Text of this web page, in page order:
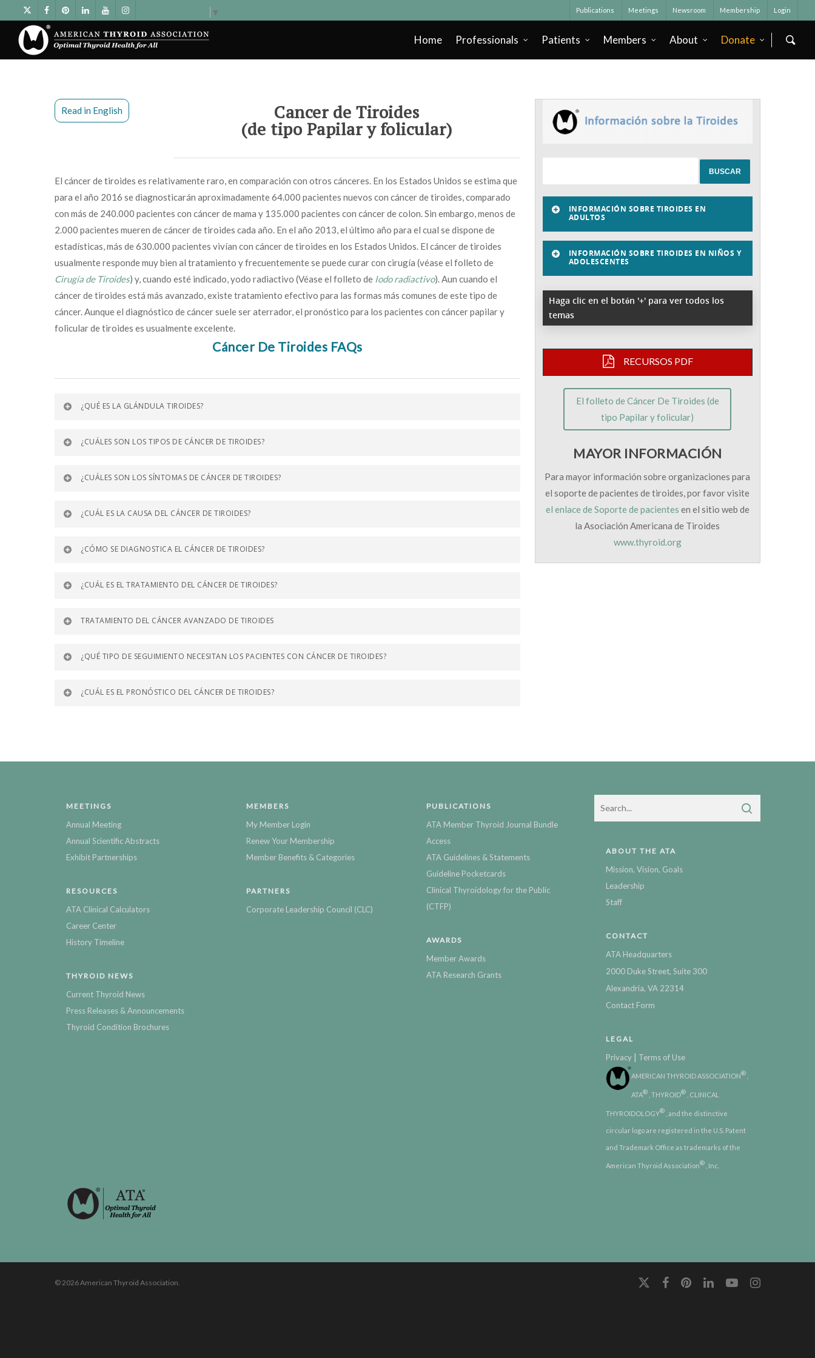
▼ Publications Meetings Newsroom Membership Login
Home Professionals Patients Members About Donate
Read in English Cancer de Tiroides
(de tipo Papilar y folicular)
El cáncer de tiroides es relativamente raro, en comparación con otros cánceres. En los Estados Unidos se estima que
para el año 2016 se diagnosticarán aproximadamente 64.000 pacientes nuevos con cáncer de tiroides, comparado
con más de 240.000 pacientes con cáncer de mama y 135.000 pacientes con cáncer de colon. Sin embargo, menos de
2.000 pacientes mueren de cáncer de tiroides cada año. En el año 2013, el último año para el cual se dispone de
estadísticas, más de 630.000 pacientes vivían con cáncer de tiroides en los Estados Unidos. El cáncer de tiroides
usualmente responde muy bien al tratamiento y frecuentemente se puede curar con cirugía (véase el folleto de
Cirugía de Tiroides) y, cuando esté indicado, yodo radiactivo (Véase el folleto de Iodo radiactivo). Aun cuando el
cáncer de tiroides está más avanzado, existe tratamiento efectivo para las formas más comunes de este tipo de
cáncer. Aunque el diagnóstico de cáncer suele ser aterrador, el pronóstico para los pacientes con cáncer papilar y
folicular de tiroides es usualmente excelente.
Cáncer De Tiroides FAQs
¿QUÉ ES LA GLÁNDULA TIROIDES?
¿CUÁLES SON LOS TIPOS DE CÁNCER DE TIROIDES?
¿CUÁLES SON LOS SÍNTOMAS DE CÁNCER DE TIROIDES?
¿CUÁL ES LA CAUSA DEL CÁNCER DE TIROIDES?
¿CÓMO SE DIAGNOSTICA EL CÁNCER DE TIROIDES?
¿CUÁL ES EL TRATAMIENTO DEL CÁNCER DE TIROIDES?
TRATAMIENTO DEL CÁNCER AVANZADO DE TIROIDES
¿QUÉ TIPO DE SEGUIMIENTO NECESITAN LOS PACIENTES CON CÁNCER DE TIROIDES?
¿CUÁL ES EL PRONÓSTICO DEL CÁNCER DE TIROIDES?
INFORMACIÓN SOBRE TIROIDES EN
ADULTOS
INFORMACIÓN SOBRE TIROIDES EN NIÑOS Y
ADOLESCENTES
Haga clic en el botón '+' para ver todos los
temas
RECURSOS PDF
El folleto de Cáncer De Tiroides (de
tipo Papilar y folicular)
MAYOR INFORMACIÓN
Para mayor información sobre organizaciones para
el soporte de pacientes de tiroides, por favor visite
el enlace de Soporte de pacientes en el sitio web de
la Asociación Americana de Tiroides
www.thyroid.org
MEETINGS
Annual Meeting
Annual Scientific Abstracts
Exhibit Partnerships
RESOURCES
ATA Clinical Calculators
Career Center
History Timeline
THYROID NEWS
Current Thyroid News
Press Releases & Announcements
Thyroid Condition Brochures
MEMBERS
My Member Login
Renew Your Membership
Member Benefits & Categories
PARTNERS
Corporate Leadership Council (CLC)
PUBLICATIONS
ATA Member Thyroid Journal Bundle
Access
ATA Guidelines & Statements
Guideline Pocketcards
Clinical Thyroidology for the Public
(CTFP)
AWARDS
Member Awards
ATA Research Grants
ABOUT THE ATA
Mission, Vision, Goals
Leadership
Staff
CONTACT
ATA Headquarters
2000 Duke Street, Suite 300
Alexandria, VA 22314
Contact Form
LEGAL
Privacy | Terms of Use
AMERICAN THYROID ASSOCIATION®
ATA® , THYROID® , CLINICAL
THYROIDOLOGY® , and the distinctive
circular logo are registered in the U.S. Patent
and Trademark Office as trademarks of the
American Thyroid Association® , Inc.
© 2026 American Thyroid Association.